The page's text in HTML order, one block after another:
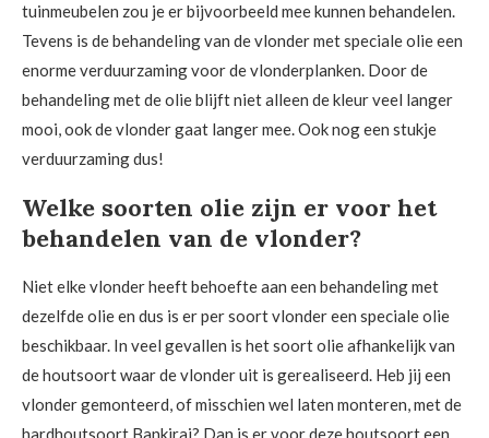
tuinmeubelen zou je er bijvoorbeeld mee kunnen behandelen.
Tevens is de behandeling van de vlonder met speciale olie een
enorme verduurzaming voor de vlonderplanken. Door de
behandeling met de olie blijft niet alleen de kleur veel langer
mooi, ook de vlonder gaat langer mee. Ook nog een stukje
verduurzaming dus!
Welke soorten olie zijn er voor het
behandelen van de vlonder?
Niet elke vlonder heeft behoefte aan een behandeling met
dezelfde olie en dus is er per soort vlonder een speciale olie
beschikbaar. In veel gevallen is het soort olie afhankelijk van
de houtsoort waar de vlonder uit is gerealiseerd. Heb jij een
vlonder gemonteerd, of misschien wel laten monteren, met de
hardhoutsoort Bankirai? Dan is er voor deze houtsoort een